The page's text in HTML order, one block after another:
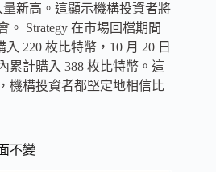
新高。這顯示機構投資者將
Strategy 在市場回檔期間
220 枚比特幣，10 月 20 日
累計購入 388 枚比特幣。這
機構投資者都堅定地相信比
不變